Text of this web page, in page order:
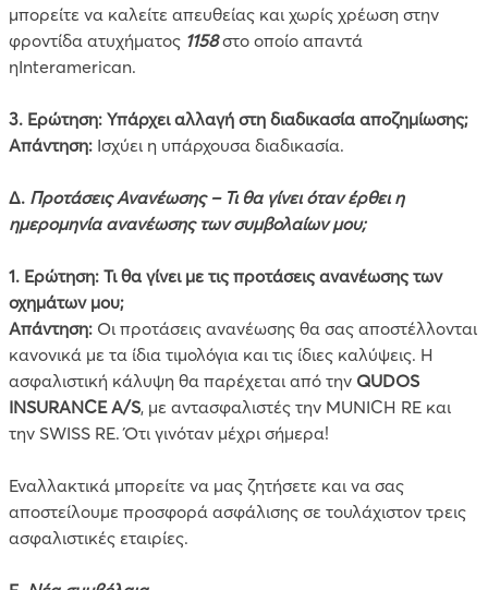
μπορείτε να καλείτε απευθείας και χωρίς χρέωση στην
φροντίδα ατυχήματος 1158στο οποίο απαντά
ηInteramerican.
3. Ερώτηση: Υπάρχει αλλαγή στη διαδικασία αποζημίωσης;
Απάντηση: Ισχύει η υπάρχουσα διαδικασία.
Δ. Προτάσεις Ανανέωσης – Τι θα γίνει όταν έρθει η
ημερομηνία ανανέωσης των συμβολαίων μου;
1. Ερώτηση: Τι θα γίνει με τις προτάσεις ανανέωσης των
οχημάτων μου;
Απάντηση: Οι προτάσεις ανανέωσης θα σας αποστέλλονται
κανονικά με τα ίδια τιμολόγια και τις ίδιες καλύψεις. Η
ασφαλιστική κάλυψη θα παρέχεται από την QUDOS
INSURANCE A/S, με αντασφαλιστές την MUNICH RE και
την SWISS RE. Ότι γινόταν μέχρι σήμερα!
Εναλλακτικά μπορείτε να μας ζητήσετε και να σας
αποστείλουμε προσφορά ασφάλισης σε τουλάχιστον τρεις
ασφαλιστικές εταιρίες.